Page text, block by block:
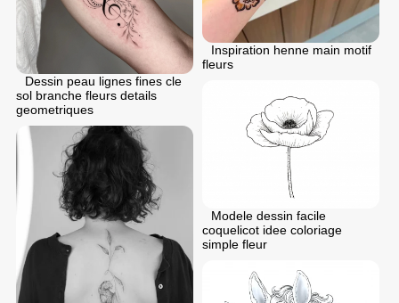
Inspiration henne main motif
fleurs
Dessin peau lignes fines cle
sol branche fleurs details
geometriques
Modele dessin facile
coquelicot idee coloriage
simple fleur